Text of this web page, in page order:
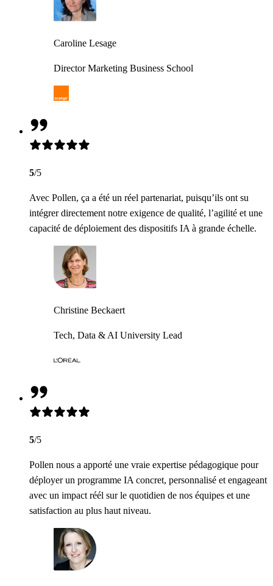
Caroline Lesage
Director Marketing Business School
5/5
Avec Pollen, ça a été un réel partenariat, puisqu’ils ont su
intégrer directement notre exigence de qualité, l’agilité et une
capacité de déploiement des dispositifs IA à grande échelle.
Christine Beckaert
Tech, Data & AI University Lead
5/5
Pollen nous a apporté une vraie expertise pédagogique pour
déployer un programme IA concret, personnalisé et engageant
avec un impact réél sur le quotidien de nos équipes et une
satisfaction au plus haut niveau.